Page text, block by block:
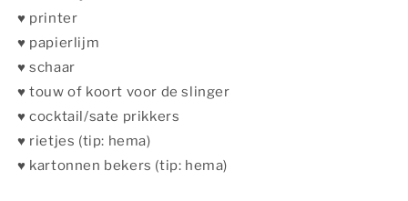
♥︎ printer
♥︎ papierlijm
♥︎ schaar
♥︎ touw of koort voor de slinger
♥︎ cocktail/sate prikkers
♥︎ rietjes (tip: hema)
♥︎ kartonnen bekers (tip: hema)